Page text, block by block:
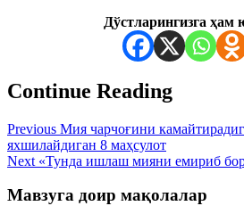
Дўстларингизга ҳам
Continue Reading
Previous Мия чарчоғини
яхшилайдиган 8 маҳсулот
Next «Тунда ишлаш мияни емириб
Мавзуга доир мақолалар